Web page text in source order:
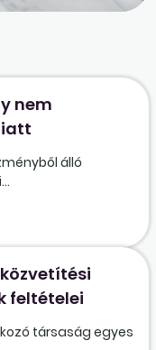
nem
álló
feltételei
társaság egyes